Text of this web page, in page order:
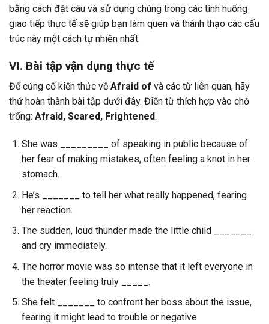
bằng cách đặt câu và sử dụng chúng trong các tình huống
giao tiếp thực tế sẽ giúp bạn làm quen và thành thạo các cấu
trúc này một cách tự nhiên nhất.
VI. Bài tập vận dụng thực tế
Để củng cố kiến thức về Afraid of và các từ liên quan, hãy
thử hoàn thành bài tập dưới đây. Điền từ thích hợp vào chỗ
trống: Afraid, Scared, Frightened.
She was _________ of speaking in public because of
her fear of making mistakes, often feeling a knot in her
stomach.
He’s _______ to tell her what really happened, fearing
her reaction.
The sudden, loud thunder made the little child _______
and cry immediately.
The horror movie was so intense that it left everyone in
the theater feeling truly _____.
She felt _______ to confront her boss about the issue,
fearing it might lead to trouble or negative